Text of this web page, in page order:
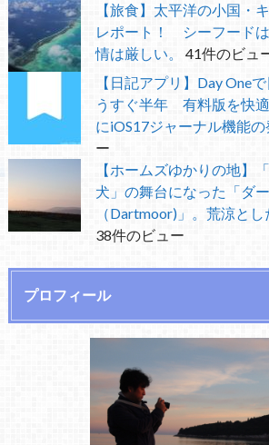
【旅食】太平洋の小国・
レポート！ シーフード
情は厳しい。
41件のビュ
【日記アプリ】Day One
うすぐ半年 有料版を快
にiOS17ジャーナル機能
ー
【ホームズゆかりの地】
犬」の舞台になった「ダ
（Dartmoor)」。荒涼とし
38件のビュー
プロフィール